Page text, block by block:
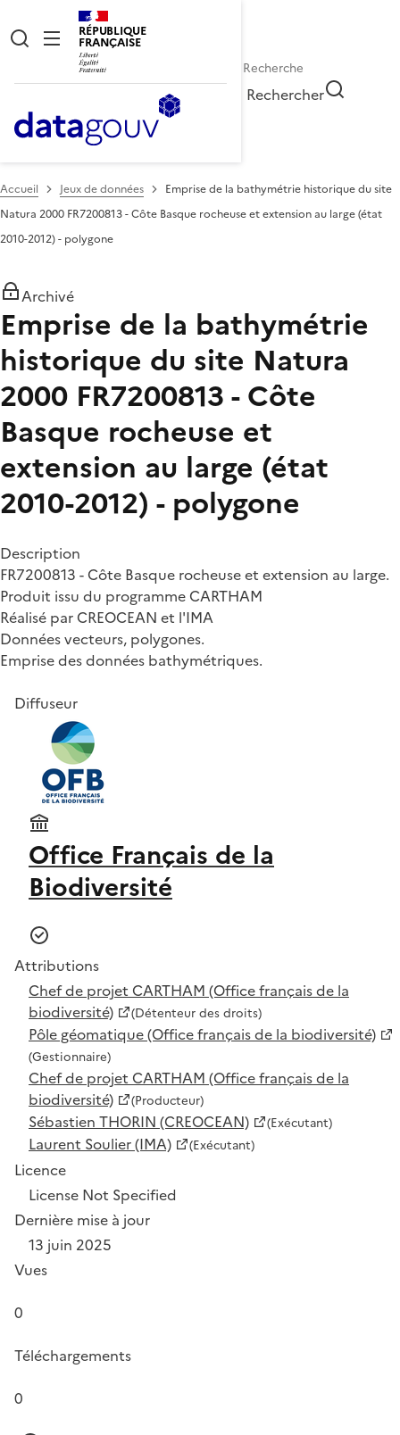
RÉPUBLIQUE
FRANÇAISE
Rechercher
Accueil Jeux de données
Emprise de la bathymétrie historique du site
Natura 2000 FR7200813 - Côte Basque rocheuse et extension au large (état
2010-2012) - polygone
Archivé
Emprise de la bathymétrie
historique du site Natura
2000 FR7200813 - Côte
Basque rocheuse et
extension au large (état
2010-2012) - polygone
Description
FR7200813 - Côte Basque rocheuse et extension au large.
Produit issu du programme CARTHAM
Réalisé par CREOCEAN et l'IMA
Données vecteurs, polygones.
Emprise des données bathymétriques.
Diffuseur
Office Français de la
Biodiversité
Attributions
Chef de projet CARTHAM (Office français de la
biodiversité)
(Détenteur des droits)
Pôle géomatique (Office français de la biodiversité)
(Gestionnaire)
Chef de projet CARTHAM (Office français de la
biodiversité)
(Producteur)
Sébastien THORIN (CREOCEAN) (Exécutant)
Laurent Soulier (IMA) (Exécutant)
Licence
License Not Specified
Dernière mise à jour
13 juin 2025
Vues
0
Téléchargements
0